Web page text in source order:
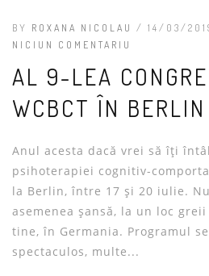
BY ROXANA NICOLAU / 14/03/
NICIUN COMENTARIU
AL 9-LEA
WCBCT ÎN BERLIN
Anul acesta dacă vrei să îți
psihoterapiei cognitiv-
la Berlin, între 17 și 20 iulie.
asemenea șansă, la un loc
tine, în Germania. Programul
spectaculos, multe...